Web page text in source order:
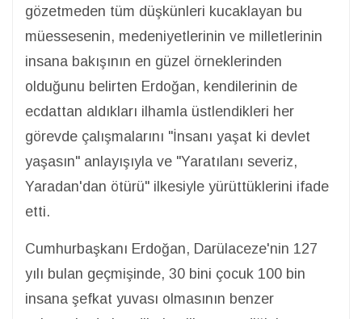
gözetmeden tüm düşkünleri kucaklayan bu
müessesenin, medeniyetlerinin ve milletlerinin
insana bakışının en güzel örneklerinden
olduğunu belirten Erdoğan, kendilerinin de
ecdattan aldıkları ilhamla üstlendikleri her
görevde çalışmalarını "İnsanı yaşat ki devlet
yaşasın" anlayışıyla ve "Yaratılanı severiz,
Yaradan'dan ötürü" ilkesiyle yürüttüklerini ifade
etti.
Cumhurbaşkanı Erdoğan, Darülaceze'nin 127
yılı bulan geçmişinde, 30 bini çocuk 100 bin
insana şefkat yuvası olmasının benzer